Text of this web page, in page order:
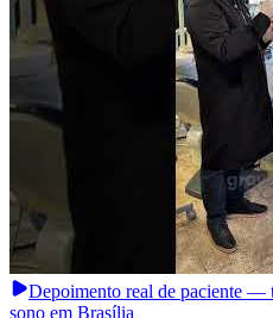
Depoimento real de paciente —
sono em Brasília